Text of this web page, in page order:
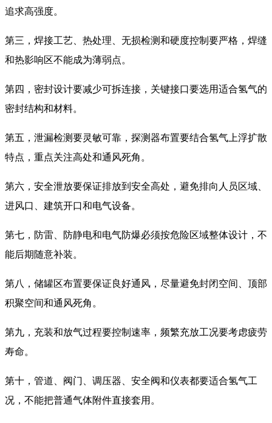
追求高强度。
第三，焊接工艺、热处理、无损检测和硬度控制要严格，焊缝
和热影响区不能成为薄弱点。
第四，密封设计要减少可拆连接，关键接口要选用适合氢气的
密封结构和材料。
第五，泄漏检测要灵敏可靠，探测器布置要结合氢气上浮扩散
特点，重点关注高处和通风死角。
第六，安全泄放要保证排放到安全高处，避免排向人员区域、
进风口、建筑开口和电气设备。
第七，防雷、防静电和电气防爆必须按危险区域整体设计，不
能后期随意补装。
第八，储罐区布置要保证良好通风，尽量避免封闭空间、顶部
积聚空间和通风死角。
第九，充装和放气过程要控制速率，频繁充放工况要考虑疲劳
寿命。
第十，管道、阀门、调压器、安全阀和仪表都要适合氢气工
况，不能把普通气体附件直接套用。